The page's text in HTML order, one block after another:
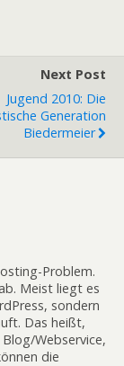
Next Post
Jugend 2010: Die
Generation
Biedermeier
Problem.
Meist liegt es
sondern
Das heißt,
Webservice,
die